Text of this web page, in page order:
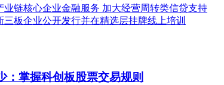
业链核心企业金融服务 加大经营周转类信贷支持
三板企业公开发行并在精选层挂牌线上培训
：掌握科创板股票交易规则